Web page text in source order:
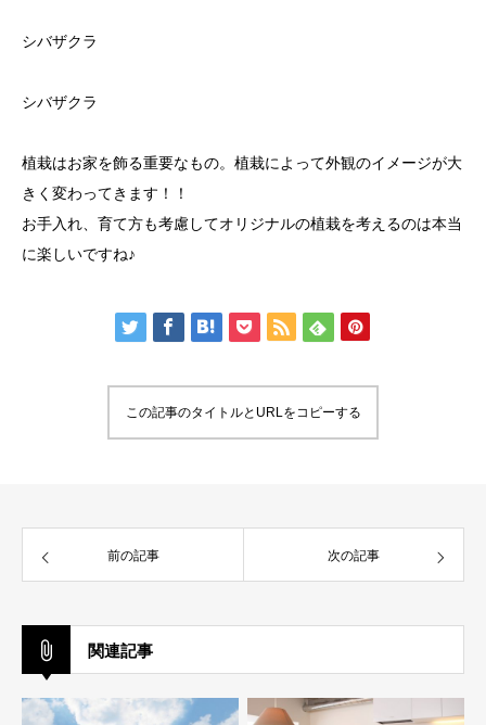
シバザクラ
シバザクラ
植栽はお家を飾る重要なもの。植栽によって外観のイメージが大
きく変わってきます！！
お手入れ、育て方も考慮してオリジナルの植栽を考えるのは本当
に楽しいですね♪
この記事のタイトルとURLをコピーする
前の記事 次の記事
関連記事